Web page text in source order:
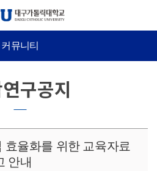
커뮤니티
구공지
효율화를 위한 교육자료
안내